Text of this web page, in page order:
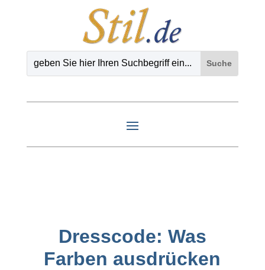
Dresscode: Was
Farben ausdrücken